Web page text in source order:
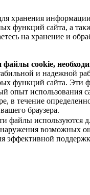
хранения
функций сайта, а
на хранение и
cookie,
и надежной
функций сайта. Эти
опыт использования
в течение
браузера.
файлы используются
возможных
эффективной